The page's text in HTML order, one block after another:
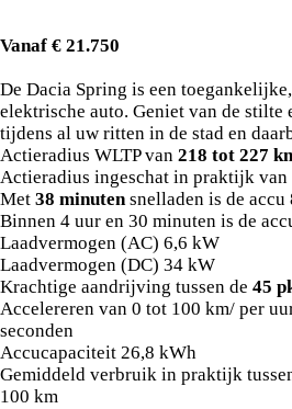
Vanaf € 21.750
De Dacia Spring is een
elektrische auto. Geniet van de stilte
tijdens al uw ritten in de stad en
Actieradius WLTP van 218 tot 227
Actieradius ingeschat in praktijk van
Met 38 minutensnelladen is de accu
Binnen 4 uur en 30 minuten is de
Laadvermogen (AC) 6,6 kW
Laadvermogen (DC) 34 kW
Krachtige aandrijving tussen de 45
Accelereren van 0 tot 100 km/ per
seconden
Accucapaciteit 26,8 kWh
Gemiddeld verbruik in praktijk
100 km